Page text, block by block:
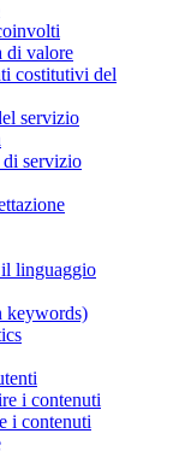
di valore
costitutivi del
servizio
di servizio
il linguaggio
keywords)
i contenuti
i contenuti